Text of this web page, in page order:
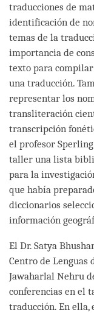
traducciones de
identificación de
temas de la
importancia de
texto para
una traducción.
representar los
transliteración
transcripción
el profesor
taller una lista
para la
que había
diccionarios
información
El Dr. Satya
Centro de Lenguas
Jawaharlal Nehru
conferencias en el
traducción. En ella,